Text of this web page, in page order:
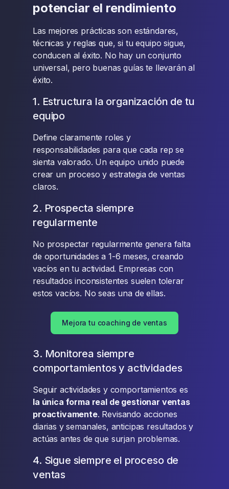
potenciar el rendimiento
Las mejores prácticas son estándares,
técnicas y reglas que, si tu equipo sigue,
conducen al éxito. No hay un conjunto
universal, pero buenas guías te llevarán al
éxito.
1. Estructura la organización de tu
equipo
Define claramente roles y
responsabilidades para que cada rep se
sienta valorado. Un equipo unido puede
crear un proceso y estrategia de ventas
claros.
2. Prospecta siempre
regularmente
No prospectar regularmente genera falta
de oportunidades a 1-6 meses, creando
vacíos en tu actividad. Empresas con
resultados inconsistentes suelen tolerar
estos vacíos. No seas una de ellas.
Mejora tu coaching de ventas
3. Monitorea siempre
comportamientos y actividades
Seguir actividades y comportamientos es
la única forma real de gestionar ventas
proactivamente. Revisando acciones
diarias y semanales, anticipas resultados y
actúas antes de que surjan problemas.
4. Sigue siempre el proceso de
ventas